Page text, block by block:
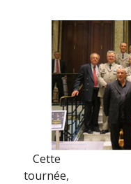
Cette
tournée,